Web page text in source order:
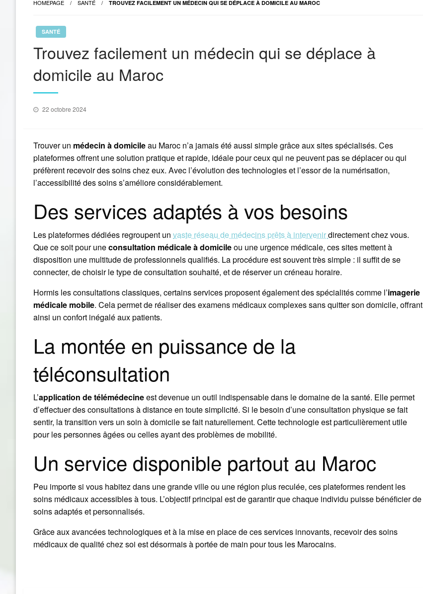
HOMEPAGE SANTÉ TROUVEZ FACILEMENT UN MÉDECIN QUI SE DÉPLACE À DOMICILE AU MAROC
SANTÉ
Trouvez facilement un médecin qui se déplace à
domicile au Maroc
Posted
22 octobre 2024
Trouver un médecin à domicileau Maroc n’a jamais été aussi simple grâce aux sites spécialisés. Ces
plateformes offrent une solution pratique et rapide, idéale pour ceux qui ne peuvent pas se déplacer ou qui
préfèrent recevoir des soins chez eux. Avec l’évolution des technologies et l’essor de la numérisation,
l’accessibilité des soins s’améliore considérablement.
Des services adaptés à vos besoins
Les plateformes dédiées regroupent un vaste réseau de médecins prêts à intervenirdirectement chez vous.
Que ce soit pour uneconsultation médicale à domicileou une urgence médicale, ces sites mettent à
disposition une multitude de professionnels qualifiés. La procédure est souvent très simple : il suffit de se
connecter, de choisir le type de consultation souhaité, et de réserver un créneau horaire.
Hormis les consultations classiques, certains services proposent également des spécialités comme l’imagerie
médicale mobile. Cela permet de réaliser des examens médicaux complexes sans quitter son domicile, offrant
ainsi un confort inégalé aux patients.
La montée en puissance de la
téléconsultation
L’application de télémédecineest devenue un outil indispensable dans le domaine de la santé. Elle permet
d’effectuer des consultations à distance en toute simplicité. Si le besoin d’une consultation physique se fait
sentir, la transition vers un soin à domicile se fait naturellement. Cette technologie est particulièrement utile
pour les personnes âgées ou celles ayant des problèmes de mobilité.
Un service disponible partout au Maroc
Peu importe si vous habitez dans une grande ville ou une région plus reculée, ces plateformes rendent les
soins médicaux accessibles à tous. L’objectif principal est de garantir que chaque individu puisse bénéficier de
soins adaptés et personnalisés.
Grâce aux avancées technologiques et à la mise en place de ces services innovants, recevoir des soins
médicaux de qualité chez soi est désormais à portée de main pour tous les Marocains.